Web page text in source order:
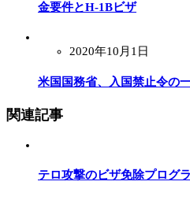
金要件とH-1Bビザ
2020年10月1日
米国国務省、入国禁止令の
関連記事
テロ攻撃のビザ免除プログ